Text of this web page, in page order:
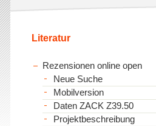
Literatur
Rezensionen online open
Neue Suche
Mobilversion
Daten ZACK Z39.50
Projektbeschreibung